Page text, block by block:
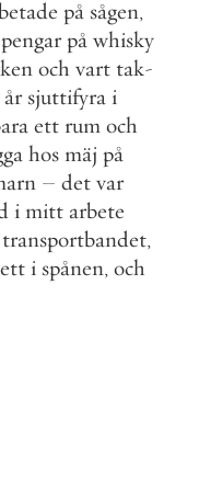
på sågen,
pengar på whisky
och vart tak-
år sjuttifyra i
ett rum och
hos mäj på
– det var
i mitt arbete
transportbandet,
i spånen, och